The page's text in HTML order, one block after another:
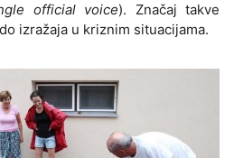
official voice). Značaj takve
izražaja u kriznim situacijama.